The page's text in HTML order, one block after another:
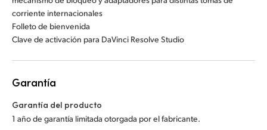
corriente internacionales
Folleto de bienvenida
Clave de activación para DaVinci Resolve Studio
Garantía
Garantía del producto
1 año de garantía limitada otorgada por el fabricante.